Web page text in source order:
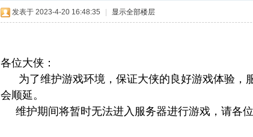
发表于 2023-4-20 16:48:35 显示全部楼层
各位大侠：
为了维护游戏环境，保证大侠的良好游戏体验，
会顺延。
维护期间将暂时无法进入服务器进行游戏，请各